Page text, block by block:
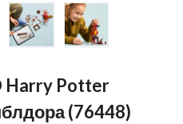
Harry Potter
(76448)